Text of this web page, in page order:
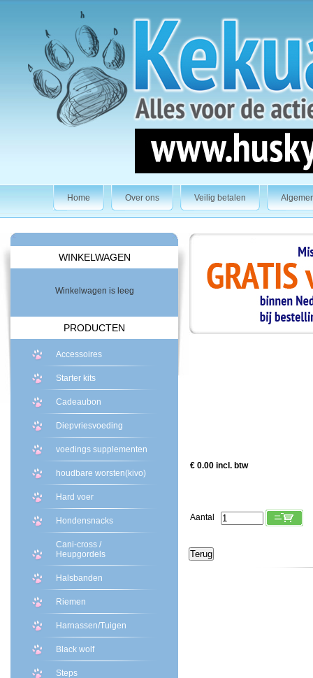
Home Over ons Veilig betalen
WINKELWAGEN
Winkelwagen is leeg
PRODUCTEN
Accessoires
Starter kits
Cadeaubon
Diepvriesvoeding
voedings supplementen
houdbare worsten(kivo)
Hard voer
Hondensnacks
Cani-cross /
Heupgordels
Halsbanden
Riemen
Harnassen/Tuigen
Black wolf
Steps
€ 0.00 incl. btw
Aantal